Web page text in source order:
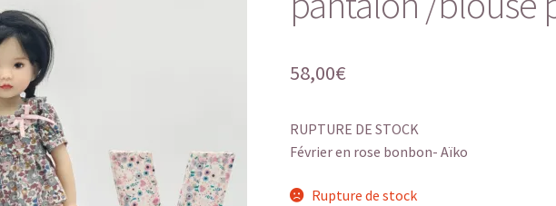
58,00€
RUPTURE DE STOCK
Février en rose bonbon- Aïko
Rupture de stock